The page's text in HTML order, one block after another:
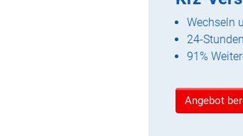
Wechseln
24-
91%
Angebot